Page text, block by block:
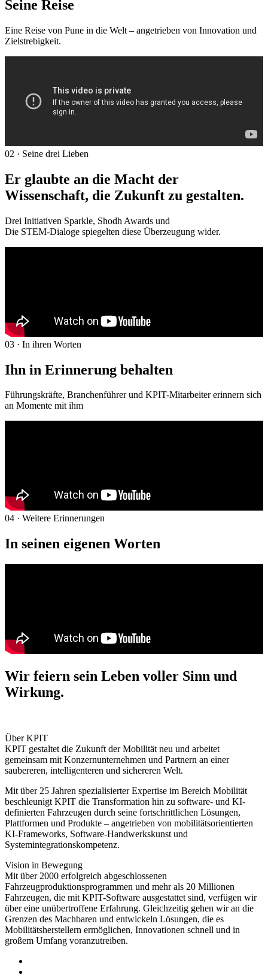
Seine Reise
Eine Reise von Pune in die Welt – angetrieben von Innovation und
Zielstrebigkeit.
02 · Seine drei Lieben
Er glaubte an die Macht der
Wissenschaft, die Zukunft zu gestalten.
Drei Initiativen Sparkle, Shodh Awards und
Die STEM-Dialoge spiegelten diese Überzeugung wider.
03 · In ihren Worten
Ihn in Erinnerung behalten
Führungskräfte, Branchenführer und KPIT-Mitarbeiter erinnern sich
an Momente mit ihm
04 · Weitere Erinnerungen
In seinen eigenen Worten
Wir feiern sein Leben voller Sinn und
Wirkung.
Über KPIT
KPIT gestaltet die Zukunft der Mobilität neu und arbeitet
gemeinsam mit Konzernunternehmen und Partnern an einer
saubereren, intelligenteren und sichereren Welt.
Mit über 25 Jahren spezialisierter Expertise im Bereich Mobilität
beschleunigt KPIT die Transformation hin zu software- und KI-
definierten Fahrzeugen durch seine fortschrittlichen Lösungen,
Plattformen und Produkte – angetrieben von mobilitätsorientierten
KI-Frameworks, Software-Handwerkskunst und
Systemintegrationskompetenz.
Vision in Bewegung
Mit über 2000 erfolgreich abgeschlossenen
Fahrzeugproduktionsprogrammen und mehr als 20 Millionen
Fahrzeugen, die mit KPIT-Software ausgestattet sind, verfügen wir
über eine unübertroffene Erfahrung. Gleichzeitig gehen wir an die
Grenzen des Machbaren und entwickeln Lösungen, die es
Mobilitätsherstellern ermöglichen, Innovationen schnell und in
großem Umfang voranzutreiben.